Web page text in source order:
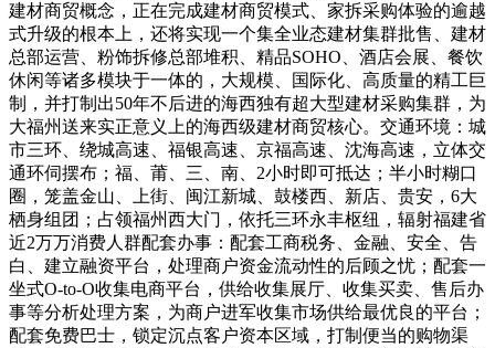
建材商贸概念，正在完成建材商贸模式、家拆采购体验的逾越
式升级的根本上，还将实现一个集全业态建材集群批售、建材
总部运营、粉饰拆修总部堆积、精品SOHO、酒店会展、餐饮
休闲等诸多模块于一体的，大规模、国际化、高质量的精工巨
制，并打制出50年不后进的海西独有超大型建材采购集群，为
大福州送来实正意义上的海西级建材商贸核心。交通环境：城
市三环、绕城高速、福银高速、京福高速、沈海高速，立体交
通环伺摆布；福、莆、三、南、2小时即可抵达；半小时糊口
圈，笼盖金山、上街、闽江新城、鼓楼西、新店、贵安，6大
栖身组团；占领福州西大门，依托三环永丰枢纽，辐射福建省
近2万万消费人群配套办事：配套工商税务、金融、安全、告
白、建立融资平台，处理商户资金流动性的后顾之忧；配套一
坐式O-to-O收集电商平台，供给收集展厅、收集买卖、售后办
事等分析处理方案，为商户进军收集市场供给最优良的平台；
配套免费巴士，锁定沉点客户资本区域，打制便当的购物渠